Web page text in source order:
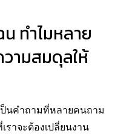
ทำไมหลาย
ามสมดุลให้
ป็นคำถามที่หลายคนถาม
าจะต้องเปลี่ยนงาน